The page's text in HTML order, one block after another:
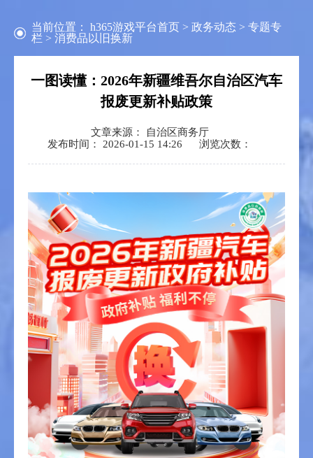
当前位置： h365游戏平台首页 > 政务动态 > 专题专
栏 > 消费品以旧换新
一图读懂：2026年新疆维吾尔自治区汽车
报废更新补贴政策
文章来源： 自治区商务厅
发布时间： 2026-01-15 14:26
浏览次数：